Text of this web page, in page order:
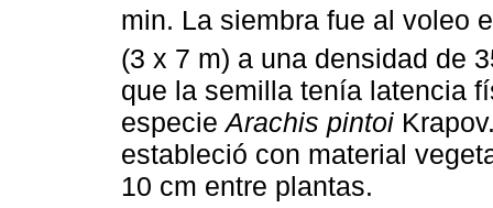
min. La siembra fue al voleo
(3 x 7 m) a una densidad de
que la semilla tenía latencia
especieArachis pintoi
estableció con material
10 cm entre plantas.